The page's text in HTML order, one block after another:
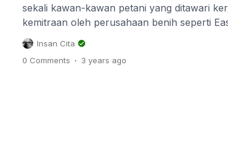
sekali kawan-kawan petani yang ditawari
kemitraan oleh perusahaan benih seperti
Bintang Asia, BISI dan lain-lain. Tidak hanya
produksi benih jagung, tapi benih komoditas
seperti semangka, melon, cabai, tomat,
Insan Cita
0 Comments . 3 years ago